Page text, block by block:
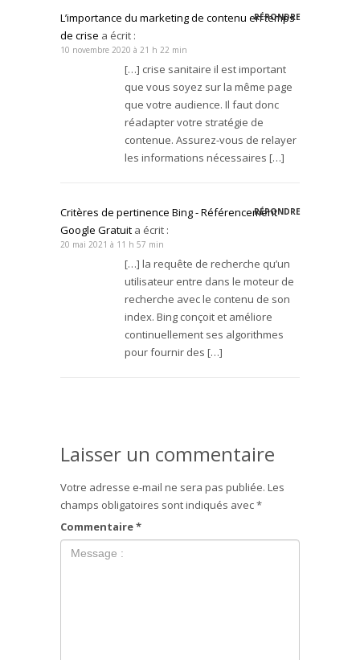
L’importance du marketing de contenu en temps
de crise a écrit :
RÉPONDRE
10 novembre 2020 à 21 h 22 min
[…] crise sanitaire il est important
que vous soyez sur la même page
que votre audience. Il faut donc
réadapter votre stratégie de
contenue. Assurez-vous de relayer
les informations nécessaires […]
Critères de pertinence Bing - Référencement
Google Gratuit a écrit :
RÉPONDRE
20 mai 2021 à 11 h 57 min
[…] la requête de recherche qu’un
utilisateur entre dans le moteur de
recherche avec le contenu de son
index. Bing conçoit et améliore
continuellement ses algorithmes
pour fournir des […]
Laisser un commentaire
Votre adresse e-mail ne sera pas publiée. Les
champs obligatoires sont indiqués avec*
Commentaire*